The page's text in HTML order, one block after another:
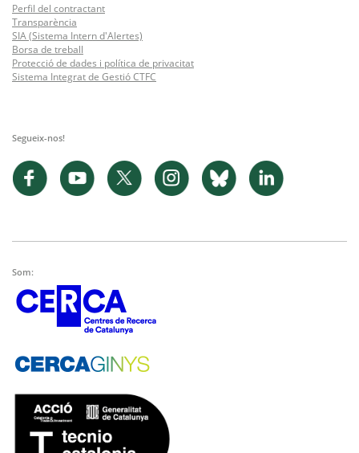
Perfil del contractant
Transparència
SIA (Sistema Intern d'Alertes)
Borsa de treball
Protecció de dades i política de privacitat
Sistema Integrat de Gestió CTFC
Segueix-nos!
Som: